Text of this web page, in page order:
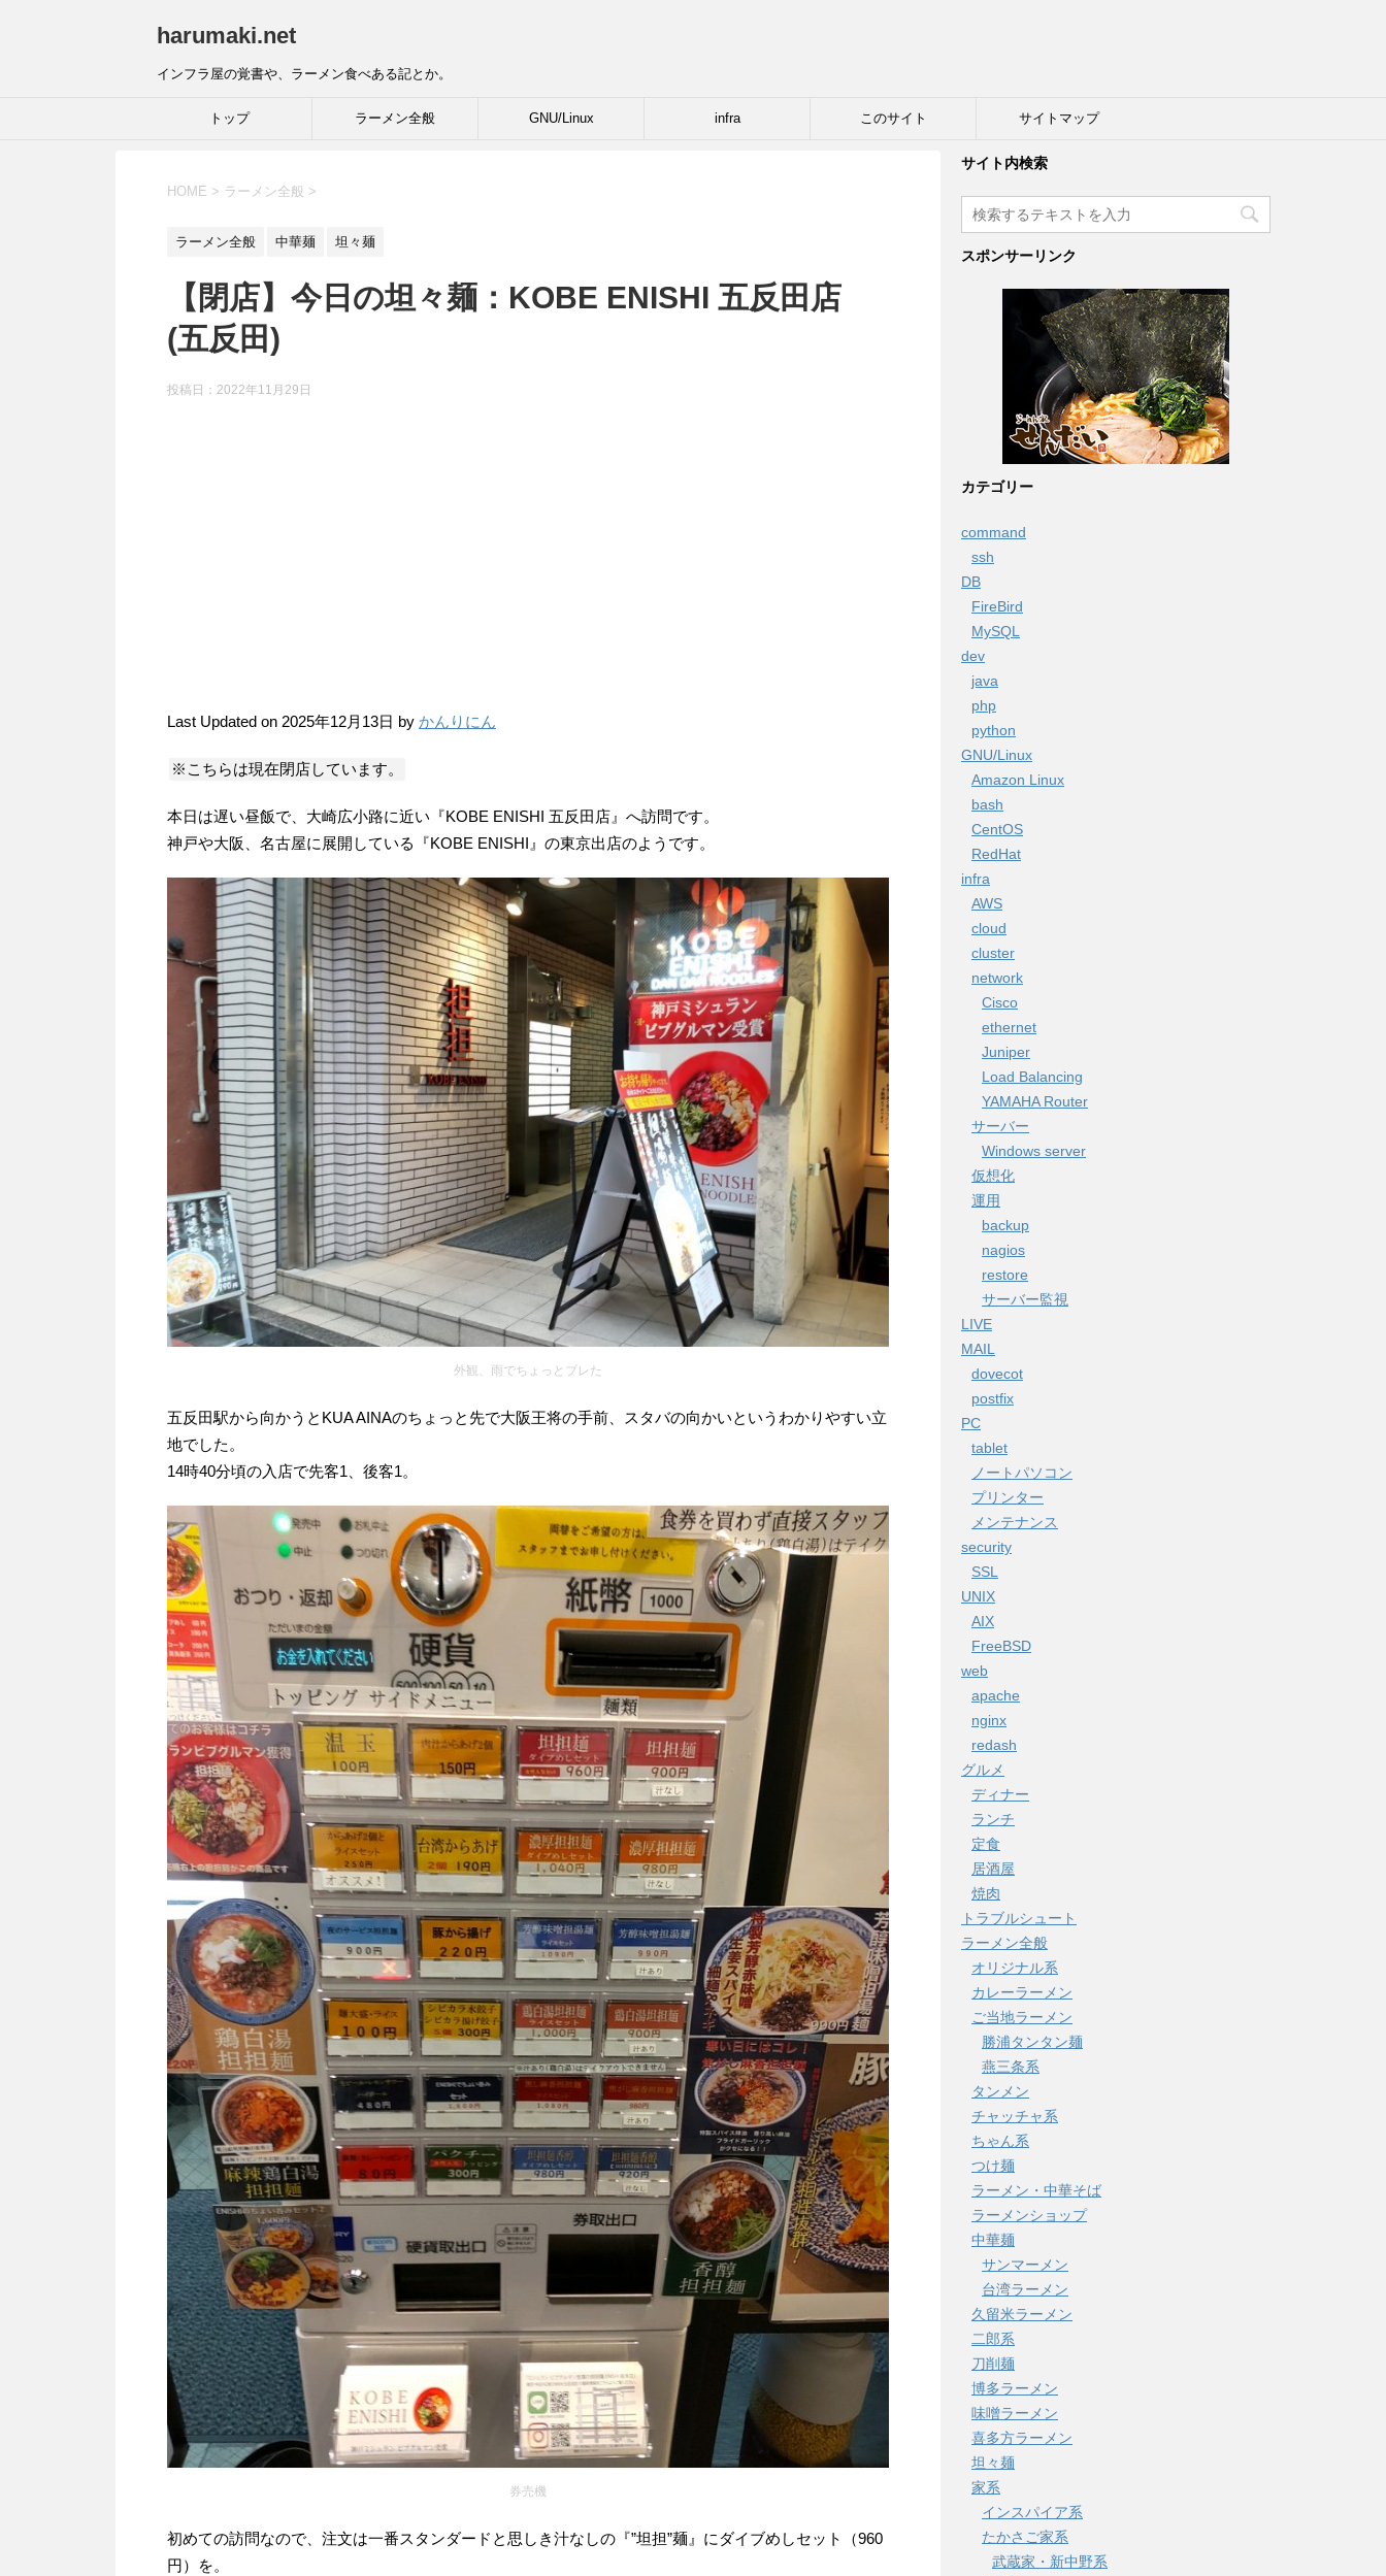
harumaki.net
インフラ屋の覚書や、ラーメン食べある記とか。
トップ ラーメン全般 GNU/Linux infra このサイト サイトマップ
HOME > ラーメン全般 >
ラーメン全般 中華麺 坦々麺
【閉店】今日の坦々麺：KOBE ENISHI 五反田店
(五反田)
投稿日：2022年11月29日
Last Updated on 2025年12月13日 by かんりにん
※こちらは現在閉店しています。
本日は遅い昼飯で、大崎広小路に近い『KOBE ENISHI 五反田店』へ訪問です。
神戸や大阪、名古屋に展開している『KOBE ENISHI』の東京出店のようです。
外観、雨でちょっとブレた
五反田駅から向かうとKUA AINAのちょっと先で大阪王将の手前、スタバの向かいというわかりやすい立
地でした。
14時40分頃の入店で先客1、後客1。
券売機
初めての訪問なので、注文は一番スタンダードと思しき汁なしの『”坦担”麺』にダイブめしセット（960
円）を。
サイト内検索
スポンサーリンク
カテゴリー
command
ssh
DB
FireBird
MySQL
dev
java
php
python
GNU/Linux
Amazon Linux
bash
CentOS
RedHat
infra
AWS
cloud
cluster
network
Cisco
ethernet
Juniper
Load Balancing
YAMAHA Router
サーバー
Windows server
仮想化
運用
backup
nagios
restore
サーバー監視
LIVE
MAIL
dovecot
postfix
PC
tablet
ノートパソコン
プリンター
メンテナンス
security
SSL
UNIX
AIX
FreeBSD
web
apache
nginx
redash
グルメ
ディナー
ランチ
定食
居酒屋
焼肉
トラブルシュート
ラーメン全般
オリジナル系
カレーラーメン
ご当地ラーメン
勝浦タンタン麺
燕三条系
タンメン
チャッチャ系
ちゃん系
つけ麺
ラーメン・中華そば
ラーメンショップ
中華麺
サンマーメン
台湾ラーメン
久留米ラーメン
二郎系
刀削麺
博多ラーメン
味噌ラーメン
喜多方ラーメン
坦々麺
家系
インスパイア系
たかさご家系
武蔵家・新中野系